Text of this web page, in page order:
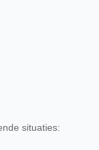
situaties: